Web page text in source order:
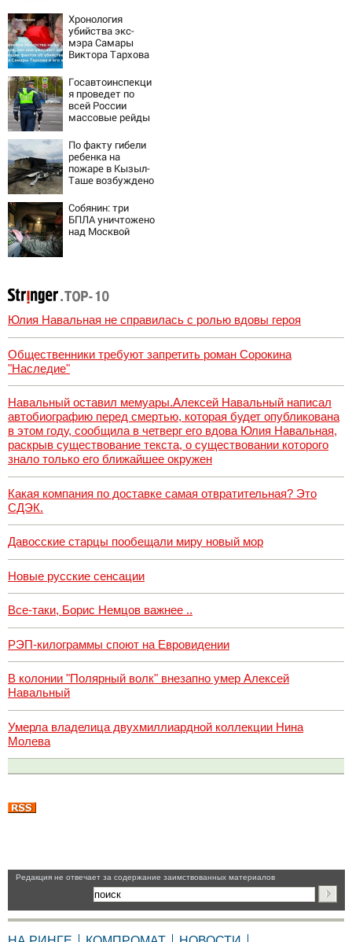
тот отказался от
карьеры -
история одной
семьи
Хронология
убийства экс-
мэра Самары
Виктора Тархова
шокирующих
фактов, новые
подробности
Госавтоинспекци
я проведет по
всей России
массовые рейды
По факту гибели
ребенка на
пожаре в Кызыл-
Таше возбуждено
Собянин: три
БПЛА уничтожено
над Москвой
Юлия Навальная не справилась с ролью вдовы героя
Общественники требуют запретить роман Сорокина
"Наследие"
Навальный оставил мемуары.Алексей Навальный написал
автобиографию перед смертью, которая будет опубликована
в этом году, сообщила в четверг его вдова Юлия Навальная,
раскрыв существование текста, о существовании которого
знало только его ближайшее окружен
Какая компания по доставке самая отвратительная? Это
СДЭК.
Давосские старцы пообещали миру новый мор
Новые русские сенсации
Все-таки, Борис Немцов важнее ..
РЭП-килограммы споют на Евровидении
В колонии "Полярный волк" внезапно умер Алексей
Навальный
Умерла владелица двухмиллиардной коллекции Нина
Молева
Pедакция не отвечает за содержание заимствованных материалов